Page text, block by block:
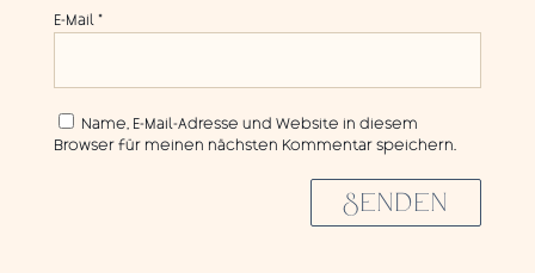
E-Mail *
Name, E-Mail-Adresse und Website in diesem
Browser für meinen nächsten Kommentar speichern.
SENDEN